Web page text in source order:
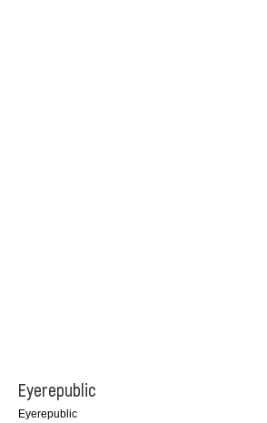
Eyerepublic
Eyerepublic